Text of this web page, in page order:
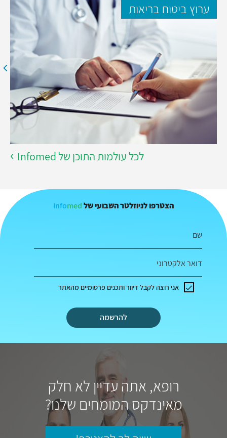
ערוץ ביטוח בריאות
לכל עולמות התוכן של Infomed
הצטרפו לניוזלטר השבועי של Infomed
שם
דואר אלקטרוני
להרשמה
אני רוצה לקבל דיוור ותכנים פרסומיים מהאתר
רופא, אתה עדיין לא חלק
מאינדקס המומחים שלנו?